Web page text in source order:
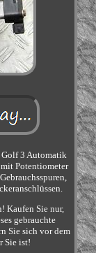
3 Automatik
Potentiometer
Kaufen Sie nur,
gebrauchte
Sie sich vor dem
Sie ist!